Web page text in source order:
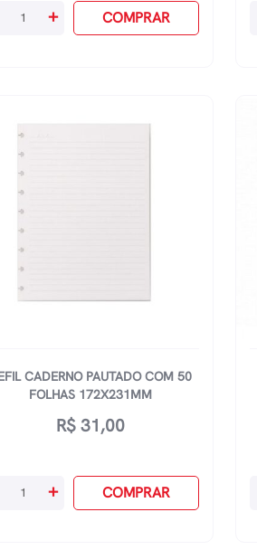
+ COMPRAR
CADERNO PAUTADO COM 50
FOLHAS 172X231MM
R$ 31,00
+ COMPRAR